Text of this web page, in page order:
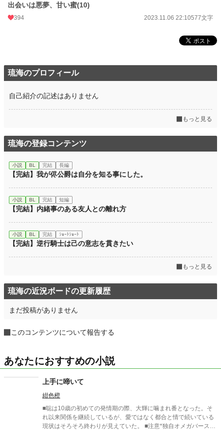
出会いは悪夢、甘い蜜(10)
394 2023.11.06 22:10577文字
琉海のプロフィール
自己紹介の記述はありません
もっと見る
琉海の登録コンテンツ
小説 BL 完結 長編
【完結】我が侭公爵は自分を知る事にした。
小説 BL 完結 短編
【完結】内緒事のある友人との離れ方
小説 BL 完結 ｼｮｰﾄｼｮｰﾄ
【完結】逆行騎士は己の意志を貫きたい
もっと見る
琉海の近況ボードの更新履歴
まだ投稿がありません
このコンテンツについて報告する
あなたにおすすめの小説
上手に啼いて
紺色橙
■聡は10歳の初めての発情期の際、大輝に噛まれ番となった。そ
れ以来関係を継続しているが、愛ではなく都合と情で続いている
現状はそろそろ終わりが見えていた。 ■注意*独自オメガバース設